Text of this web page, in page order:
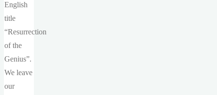
English
title
“Resurrection
of the
Genius”.
We leave
our